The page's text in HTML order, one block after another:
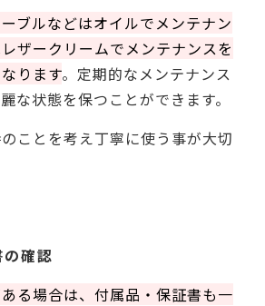
ブルなどはオイルでメンテナン
ザークリームでメンテナンスを
ります。定期的なメンテナンス
な状態を保つことができます。
ことを考え丁寧に使う事が大切
確認
る場合は、付属品・保証書も一